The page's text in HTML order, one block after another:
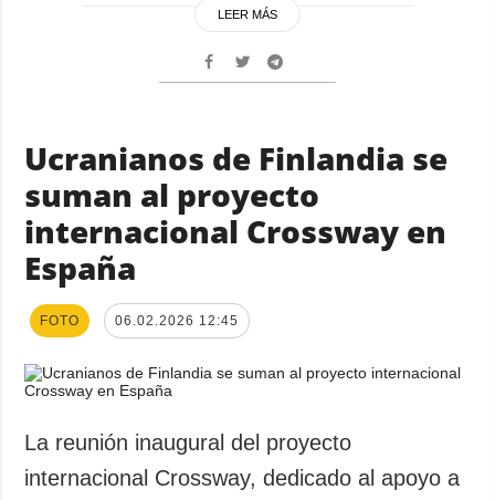
LEER MÁS
Ucranianos de Finlandia se
suman al proyecto
internacional Crossway en
España
FOTO 06.02.2026 12:45
La reunión inaugural del proyecto
internacional Crossway, dedicado al apoyo a